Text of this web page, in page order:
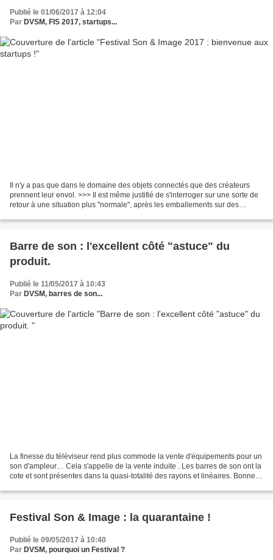
Publié le 01/06/2017 à 12:04
Par DVSM, FIS 2017, startups...
Il n'y a pas que dans le domaine des objets connectés que des créateurs
prennent leur envol. >>> Il est même justifié de s'interroger sur une sorte de
retour à une situation plus "normale", après les emballements sur des
Barre de son : l'excellent côté "astuce" du
produit.
Publié le 11/05/2017 à 10:43
Par DVSM, barres de son...
La finesse du téléviseur rend plus commode la vente d'équipements pour un
son d'ampleur… Cela s'appelle de la vente induite . Les barres de son ont la
cote et sont présentes dans la quasi-totalité des rayons et linéaires. Bonne
Festival Son & Image : la quarantaine !
Publié le 09/05/2017 à 10:40
Par DVSM, pourquoi un Festival ?